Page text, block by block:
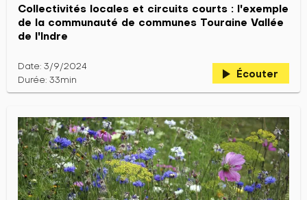
Collectivités locales et circuits courts : l'exemple
de la communauté de communes Touraine Vallée
de l'Indre
Date: 3/9/2024
Durée: 33min
play_arrow Écouter